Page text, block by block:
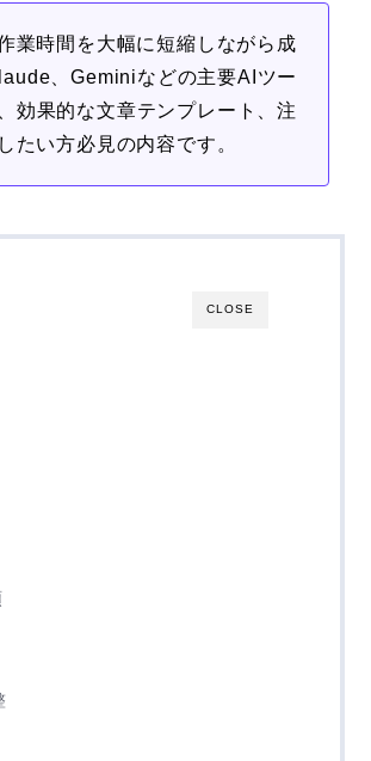
業時間を大幅に短縮しながら成
、Geminiなどの主要AIツー
効果的な文章テンプレート、注
たい方必見の内容です。
CLOSE